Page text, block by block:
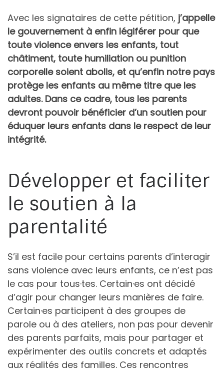
Avec les signataires de cette pétition, j’appelle
le gouvernement à enfin légiférer pour que
toute violence envers les enfants, tout
châtiment, toute humiliation ou punition
corporelle soient abolis, et qu’enfin notre pays
protège les enfants au même titre que les
adultes. Dans ce cadre, tous les parents
devront pouvoir bénéficier d’un soutien pour
éduquer leurs enfants dans le respect de leur
intégrité.
Développer et faciliter
le soutien à la
parentalité
S’il est facile pour certains parents d’interagir
sans violence avec leurs enfants, ce n’est pas
le cas pour tous·tes. Certain·es ont décidé
d’agir pour changer leurs manières de faire.
Certain·es participent à des groupes de
parole ou à des ateliers, non pas pour devenir
des parents parfaits, mais pour partager et
expérimenter des outils concrets et adaptés
aux réalités des familles. Ces rencontres